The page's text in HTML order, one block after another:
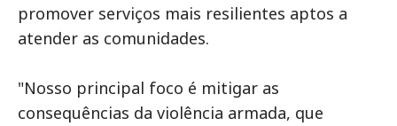
promover serviços mais resilientes aptos a
atender as comunidades.
"Nosso principal foco é mitigar as
consequências da violência armada, que